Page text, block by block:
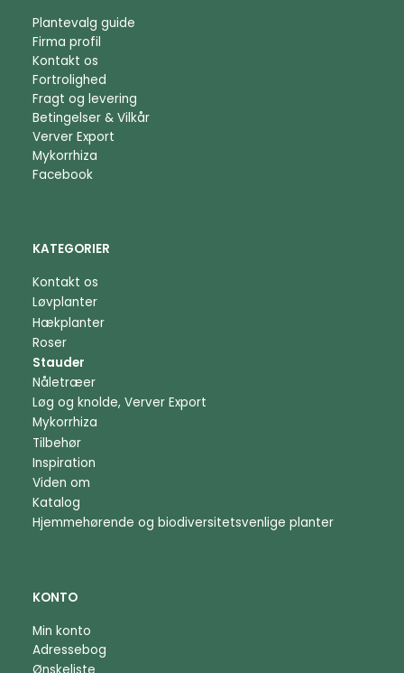
Plantevalg guide
Firma profil
Kontakt os
Fortrolighed
Fragt og levering
Betingelser & Vilkår
Verver Export
Mykorrhiza
Facebook
KATEGORIER
Kontakt os
Løvplanter
Hækplanter
Roser
Stauder
Nåletræer
Løg og knolde, Verver Export
Mykorrhiza
Tilbehør
Inspiration
Viden om
Katalog
Hjemmehørende og biodiversitetsvenlige planter
KONTO
Min konto
Adressebog